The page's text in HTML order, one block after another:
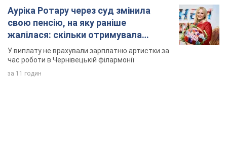
Ауріка Ротару через суд змінила
свою пенсію, на яку раніше
жалілася: скільки отримувала
співачка
У виплату не врахували зарплатню артистки за
час роботи в Чернівецькій філармонії
за 11 годин